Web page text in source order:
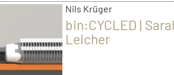
Nils Krüger
bin:CYCLED |
Leicher